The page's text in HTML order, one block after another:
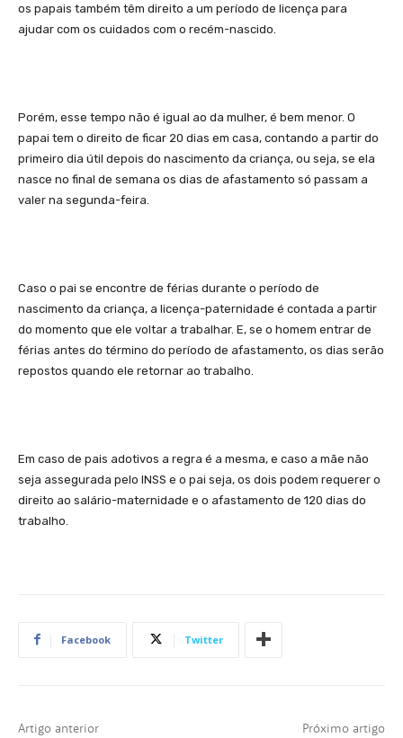
os papais também têm direito a um período de licença para
ajudar com os cuidados com o recém-nascido.
Porém, esse tempo não é igual ao da mulher, é bem menor. O
papai tem o direito de ficar 20 dias em casa, contando a partir do
primeiro dia útil depois do nascimento da criança, ou seja, se ela
nasce no final de semana os dias de afastamento só passam a
valer na segunda-feira.
Caso o pai se encontre de férias durante o período de
nascimento da criança, a licença-paternidade é contada a partir
do momento que ele voltar a trabalhar. E, se o homem entrar de
férias antes do término do período de afastamento, os dias serão
repostos quando ele retornar ao trabalho.
Em caso de pais adotivos a regra é a mesma, e caso a mãe não
seja assegurada pelo INSS e o pai seja, os dois podem requerer o
direito ao salário-maternidade e o afastamento de 120 dias do
trabalho.
Facebook Twitter
Artigo anterior Próximo artigo